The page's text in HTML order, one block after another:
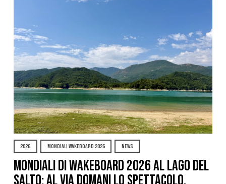
2026 MONDIALI WAKEBOARD 2026 NEWS
Mondiali di Wakeboard 2026 al Lago del